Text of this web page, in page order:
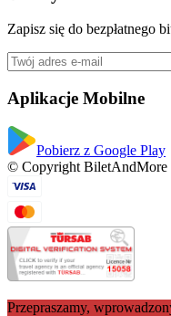
Zapisz się do bezpłatnego
Aplikacje Mobilne
Pobierz z Google Play
© Copyright BiletAndMore
Przepraszamy,